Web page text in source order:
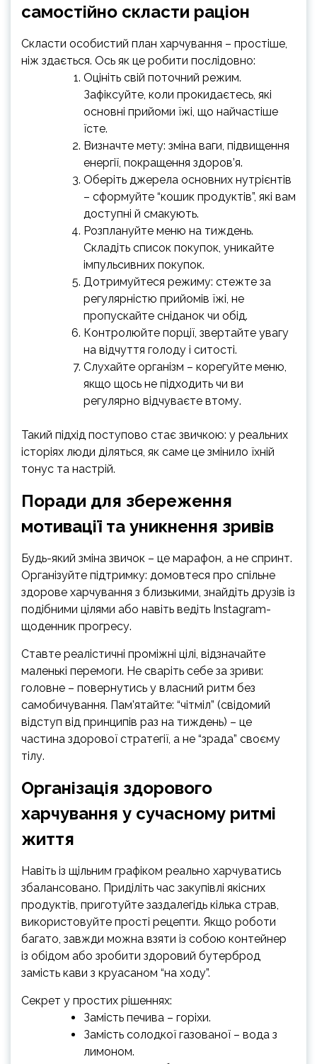
самостійно скласти раціон
Скласти особистий план харчування – простіше,
ніж здається. Ось як це робити послідовно:
Оцініть свій поточний режим.
Зафіксуйте, коли прокидаєтесь, які
основні прийоми їжі, що найчастіше
їсте.
Визначте мету: зміна ваги, підвищення
енергії, покращення здоров’я.
Оберіть джерела основних нутрієнтів
– сформуйте “кошик продуктів”, які вам
доступні й смакують.
Розплануйте меню на тиждень.
Складіть список покупок, уникайте
імпульсивних покупок.
Дотримуйтеся режиму: стежте за
регулярністю прийомів їжі, не
пропускайте сніданок чи обід.
Контролюйте порції, звертайте увагу
на відчуття голоду і ситості.
Слухайте організм – корегуйте меню,
якщо щось не підходить чи ви
регулярно відчуваєте втому.
Такий підхід поступово стає звичкою: у реальних
історіях люди діляться, як саме це змінило їхній
тонус та настрій.
Поради для збереження
мотивації та уникнення зривів
Будь-який зміна звичок – це марафон, а не спринт.
Організуйте підтримку: домовтеся про спільне
здорове харчування з близькими, знайдіть друзів із
подібними цілями або навіть ведіть Instagram-
щоденник прогресу.
Ставте реалістичні проміжні цілі, відзначайте
маленькі перемоги. Не сваріть себе за зриви:
головне – повернутись у власний ритм без
самобичування. Пам’ятайте: “чітміл” (свідомий
відступ від принципів раз на тиждень) – це
частина здорової стратегії, а не “зрада” своєму
тілу.
Організація здорового
харчування у сучасному ритмі
життя
Навіть із щільним графіком реально харчуватись
збалансовано. Приділіть час закупівлі якісних
продуктів, приготуйте заздалегідь кілька страв,
використовуйте прості рецепти. Якщо роботи
багато, завжди можна взяти із собою контейнер
із обідом або зробити здоровий бутерброд
замість кави з круасаном “на ходу”.
Секрет у простих рішеннях:
Замість печива – горіхи.
Замість солодкої газованої – вода з
лимоном.